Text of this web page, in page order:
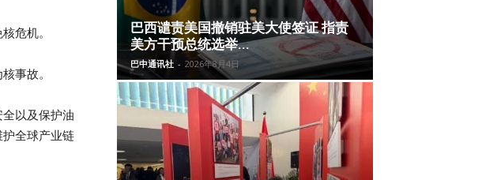
危机。
事故。
以及保护油
全球产业链
巴西谴责美国撤销驻美大使签证 指责
美方干预总统选举...
巴中通讯社 - 2026年8月4日